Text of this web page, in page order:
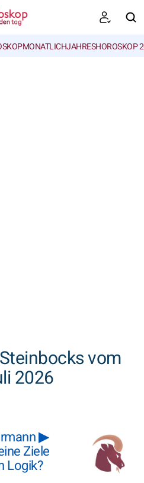
MONATLICHJAHRESHOROSKOP
vom
2026
▶
Ziele
Logik?